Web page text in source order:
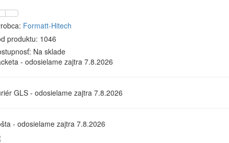
Formatt-Hitech
produktu: 1046
Na sklade
- odosielame zajtra 7.8.2026
GLS - odosielame zajtra 7.8.2026
- odosielame zajtra 7.8.2026